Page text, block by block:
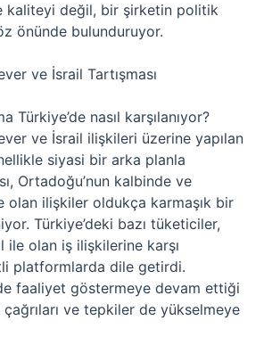
kaliteyi değil, bir şirketin politik
önünde bulunduruyor.
ve İsrail Tartışması
Türkiye’de nasıl karşılanıyor?
ve İsrail ilişkileri üzerine yapılan
siyasi bir arka planla
Ortadoğu’nun kalbinde ve
olan ilişkiler oldukça karmaşık bir
Türkiye’deki bazı tüketiciler,
ile olan iş ilişkilerine karşı
platformlarda dile getirdi.
faaliyet göstermeye devam ettiği
ve tepkiler de yükselmeye